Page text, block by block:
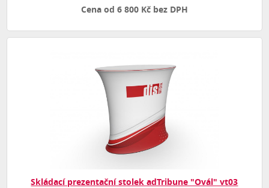
Cena od 6 800 Kč bez DPH
Skládací prezentační stolek adTribune "Ovál" vt03